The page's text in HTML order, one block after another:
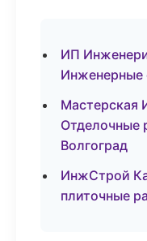
ИП
Инженерные
Мастерская
Отделочные
Волгоград
ИнжСтрой
плиточные